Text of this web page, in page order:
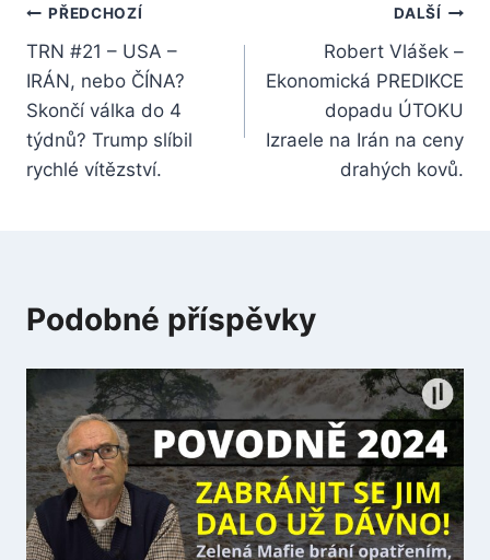
Navigace
pro
příspěvek
PŘEDCHOZÍ
TRN #21 – USA –
IRÁN, nebo ČÍNA?
Skončí válka do 4
týdnů? Trump slíbil
rychlé vítězství.
DALŠÍ
Robert Vlášek –
Ekonomická PREDIKCE
dopadu ÚTOKU
Izraele na Irán na ceny
drahých kovů.
Podobné příspěvky